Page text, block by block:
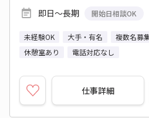
即日～長期
開始日相談OK
未経験OK 大手・有名 複数名募
休憩室あり
電話対応なし
仕事詳細